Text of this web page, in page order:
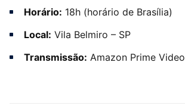
Horário: 18h (horário de Brasília)
Local: Vila Belmiro – SP
Transmissão: Amazon Prime Video